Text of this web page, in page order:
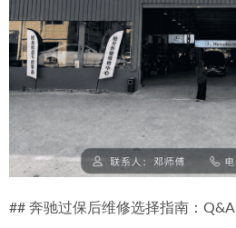
## 奔驰过保后维修选择指南：Q&A